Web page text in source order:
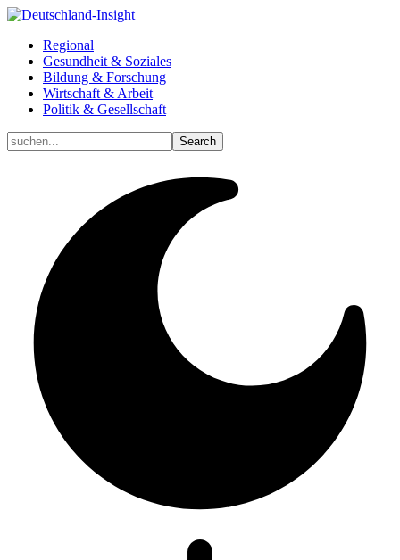
Regional
Gesundheit & Soziales
Bildung & Forschung
Wirtschaft & Arbeit
Politik & Gesellschaft